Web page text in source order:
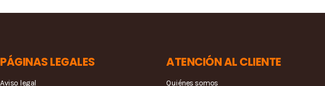
PÁGINAS LEGALES
Aviso legal
ATENCIÓN AL CLIENTE
Quiénes somos